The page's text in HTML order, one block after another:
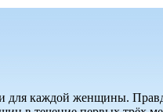
для каждой женщины.